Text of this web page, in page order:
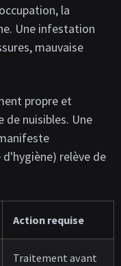
la
Une infestation
mauvaise
propre et
nuisibles. Une
relève de
Action requise
Traitement avant